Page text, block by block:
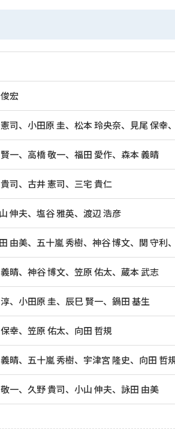
宏
司、小田原 圭、松本 玲央奈、見尾 保幸
一、高橋 敬一、福田 愛作、森本 義晴
司、古井 憲司、三宅 貴仁
伸夫、塩谷 雅英、渡辺 浩彦
由美、五十嵐 秀樹、神谷 博文、関 守利
晴、神谷 博文、笠原 佑太、蔵本 武志
、小田原 圭、辰巳 賢一、鍋田 基生
幸、笠原 佑太、向田 哲規
晴、五十嵐 秀樹、宇津宮 隆史、向田 哲
一、久野 貴司、小山 伸夫、詠田 由美